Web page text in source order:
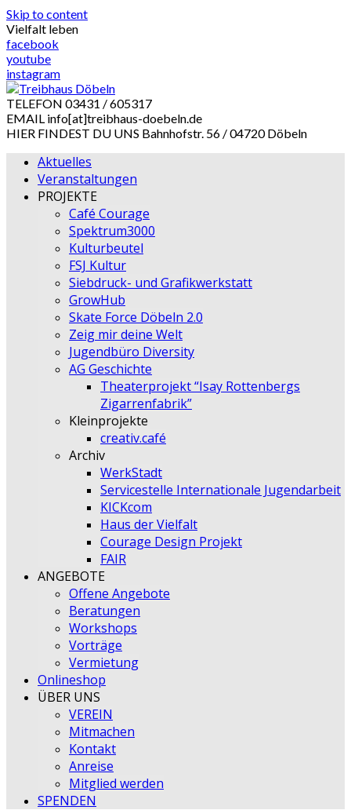
Skip to content
Vielfalt leben
facebook
youtube
instagram
TELEFON 03431 / 605317
EMAIL info[at]treibhaus-doebeln.de
HIER FINDEST DU UNS Bahnhofstr. 56 / 04720 Döbeln
Aktuelles
Veranstaltungen
PROJEKTE
Café Courage
Spektrum3000
Kulturbeutel
FSJ Kultur
Siebdruck- und Grafikwerkstatt
GrowHub
Skate Force Döbeln 2.0
Zeig mir deine Welt
Jugendbüro Diversity
AG Geschichte
Theaterprojekt “Isay Rottenbergs
Zigarrenfabrik”
Kleinprojekte
creativ.café
Archiv
WerkStadt
Servicestelle Internationale Jugendarbeit
KICKcom
Haus der Vielfalt
Courage Design Projekt
FAIR
ANGEBOTE
Offene Angebote
Beratungen
Workshops
Vorträge
Vermietung
Onlineshop
ÜBER UNS
VEREIN
Mitmachen
Kontakt
Anreise
Mitglied werden
SPENDEN